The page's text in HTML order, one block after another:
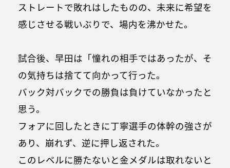
ストレートで敗れはしたものの、未来に希望を
感じさせる戦いぶりで、場内を沸かせた。
試合後、早田は「憧れの相手ではあったが、そ
の気持ちは捨てて向かって行った。
バック対バックでの勝負は負けていなかったと
思う。
フォアに回したときに丁寧選手の体幹の強さが
あり、崩れず、逆に押し返された。
このレベルに勝たないと金メダルは取れないと